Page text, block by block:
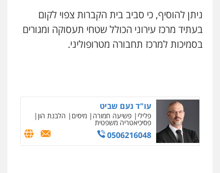
ניתן להוסיף, כי סביב בית הקברות צפוי לקום
בעתיד מרכז עירוני הכולל שטחי תעסוקה ומגורים
בסמיכות למרכז תחבורה מטרופוליני.
עו"ד נעם שביט
פלילי פשיעה חמורה מיסים הלבנת הון
פסיכיאטריה משפטית
0506216048
ניר קידר – צלם
צילום עורכי דין שירותים מקצועיים לעורכי